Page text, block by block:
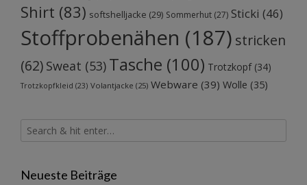
Shirt (83) softshelljacke (29) Sommerhut (27) Sticki (46)
Stoffprobenähen (187) stricken
(62) Sweat (53) Tasche (100) Trotzkopf(34)
Trotzkopfkleid (23) Volantjacke (25) Webware (39) Wolle (35)
Neueste Beiträge